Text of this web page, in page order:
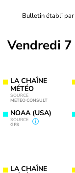
Bulletin établi par
Vendredi 7
LA CHAÎNE
MÉTÉO
SOURCE
METEO CONSULT
NOAA (USA)
SOURCE
GFS
LA CHAÎNE